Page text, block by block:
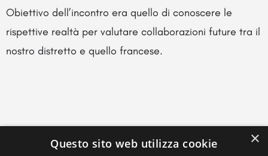
Obiettivo dell’incontro era quello di conoscere le
rispettive realtà per valutare collaborazioni future tra il
nostro distretto e quello francese.
×
Questo sito web utilizza cookie